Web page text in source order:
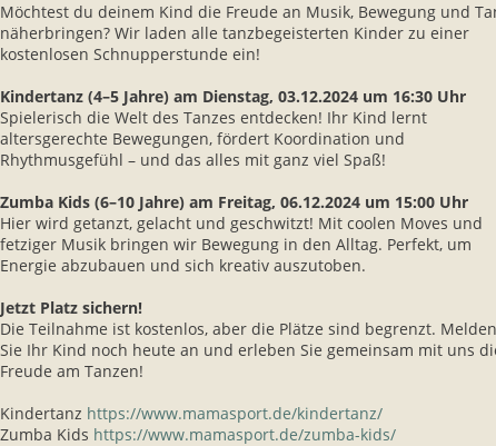
Möchtest du deinem Kind die Freude an Musik, Bewegung und
näherbringen? Wir laden alle tanzbegeisterten Kinder zu einer
kostenlosen Schnupperstunde ein!
Kindertanz (4–5 Jahre) am Dienstag, 03.12.2024 um 16:30 Uhr
Spielerisch die Welt des Tanzes entdecken! Ihr Kind lernt
altersgerechte Bewegungen, fördert Koordination und
Rhythmusgefühl – und das alles mit ganz viel Spaß!
Zumba Kids (6–10 Jahre) am Freitag, 06.12.2024 um 15:00 Uhr
Hier wird getanzt, gelacht und geschwitzt! Mit coolen Moves und
fetziger Musik bringen wir Bewegung in den Alltag. Perfekt, um
Energie abzubauen und sich kreativ auszutoben.
Jetzt Platz sichern!
Die Teilnahme ist kostenlos, aber die Plätze sind begrenzt. Melden
Sie Ihr Kind noch heute an und erleben Sie gemeinsam mit uns
Freude am Tanzen!
Kindertanz https://www.mamasport.de/kindertanz/
Zumba Kids https://www.mamasport.de/zumba-kids/